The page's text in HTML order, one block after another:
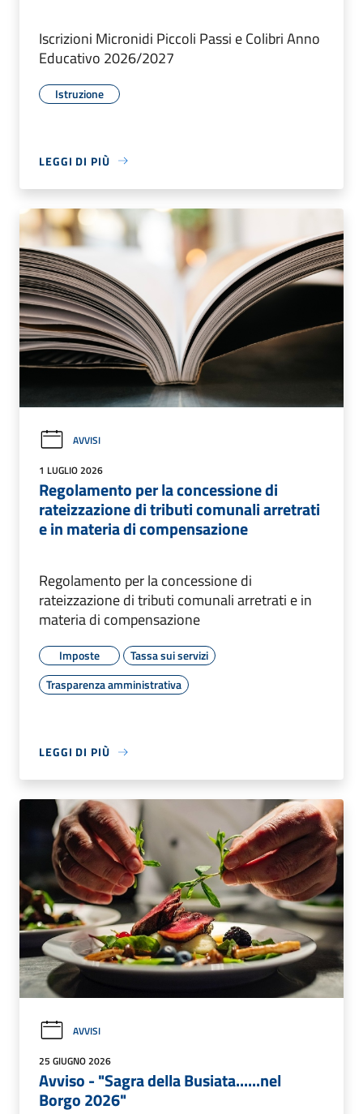
Iscrizioni Micronidi Piccoli Passi e Colibri Anno
Educativo 2026/2027
Istruzione
LEGGI DI PIÙ
AVVISI
1 LUGLIO 2026
Regolamento per la concessione di
rateizzazione di tributi comunali arretrati
e in materia di compensazione
Regolamento per la concessione di
rateizzazione di tributi comunali arretrati e in
materia di compensazione
Imposte
Tassa sui servizi
Trasparenza amministrativa
LEGGI DI PIÙ
AVVISI
25 GIUGNO 2026
Avviso - "Sagra della Busiata......nel
Borgo 2026"